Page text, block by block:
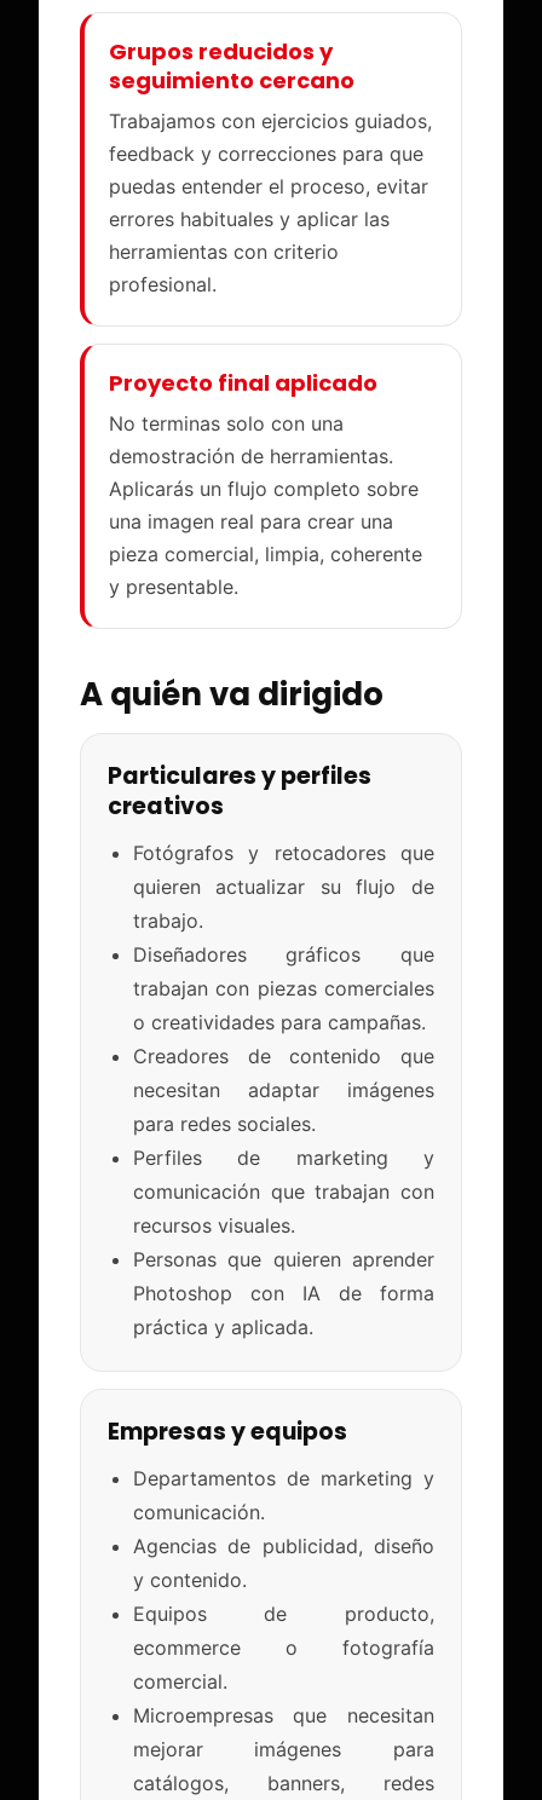
Grupos reducidos y
seguimiento cercano
Trabajamos con ejercicios guiados,
feedback y correcciones para que
puedas entender el proceso, evitar
errores habituales y aplicar las
herramientas con criterio
profesional.
Proyecto final aplicado
No terminas solo con una
demostración de herramientas.
Aplicarás un flujo completo sobre
una imagen real para crear una
pieza comercial, limpia, coherente
y presentable.
A quién va dirigido
Particulares y perfiles
creativos
Fotógrafos y retocadores que
quieren actualizar su flujo de
trabajo.
Diseñadores gráficos que
trabajan con piezas comerciales
o creatividades para campañas.
Creadores de contenido que
necesitan adaptar imágenes
para redes sociales.
Perfiles de marketing y
comunicación que trabajan con
recursos visuales.
Personas que quieren aprender
Photoshop con IA de forma
práctica y aplicada.
Empresas y equipos
Departamentos de marketing y
comunicación.
Agencias de publicidad, diseño
y contenido.
Equipos de producto,
ecommerce o fotografía
comercial.
Microempresas que necesitan
mejorar imágenes para
catálogos, banners, redes